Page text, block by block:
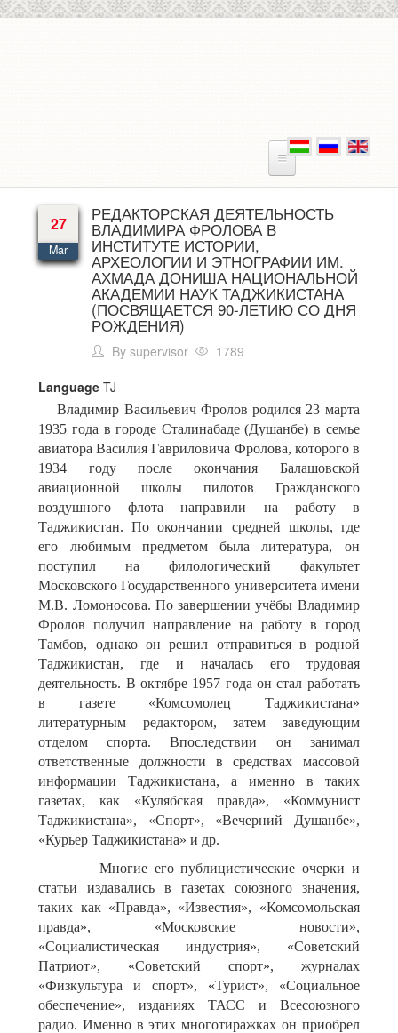
27
Mar
РЕДАКТОРСКАЯ ДЕЯТЕЛЬНОСТЬ
ВЛАДИМИРА ФРОЛОВА В
ИНСТИТУТЕ ИСТОРИИ,
АРХЕОЛОГИИ И ЭТНОГРАФИИ ИМ.
АХМАДА ДОНИША НАЦИОНАЛЬНОЙ
АКАДЕМИИ НАУК ТАДЖИКИСТАНА
(ПОСВЯЩАЕТСЯ 90-ЛЕТИЮ СО ДНЯ
РОЖДЕНИЯ)
Bysupervisor
1789
Language TJ
Владимир Васильевич Фролов родился 23 марта
1935 года в городе Сталинабаде (Душанбе) в семье
авиатора Василия Гавриловича Фролова, которого в
1934 году после окончания Балашовской
авиационной школы пилотов Гражданского
воздушного флота направили на работу в
Таджикистан. По окончании средней школы, где
его любимым предметом была литература, он
поступил на филологический факультет
Московского Государственного университета имени
М.В. Ломоносова. По завершении учёбы Владимир
Фролов получил направление на работу в город
Тамбов, однако он решил отправиться в родной
Таджикистан, где и началась его трудовая
деятельность. В октябре 1957 года он стал работать
в газете «Комсомолец Таджикистана»
литературным редактором, затем заведующим
отделом спорта. Впоследствии он занимал
ответственные должности в средствах массовой
информации Таджикистана, а именно в таких
газетах, как «Кулябская правда», «Коммунист
Таджикистана», «Спорт», «Вечерний Душанбе»,
«Курьер Таджикистана» и др.
Многие его публицистические очерки и
статьи издавались в газетах союзного значения,
таких как «Правда», «Известия», «Комсомольская
правда», «Московские новости»,
«Социалистическая индустрия», «Советский
Патриот», «Советский спорт», журналах
«Физкультура и спорт», «Турист», «Социальное
обеспечение», изданиях ТАСС и Всесоюзного
радио. Именно в этих многотиражках он приобрел